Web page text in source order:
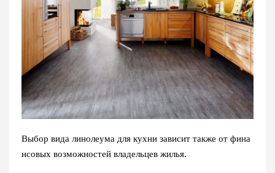
Выбор вида линолеума для кухни зависит также от фина
нсовых возможностей владельцев жилья.